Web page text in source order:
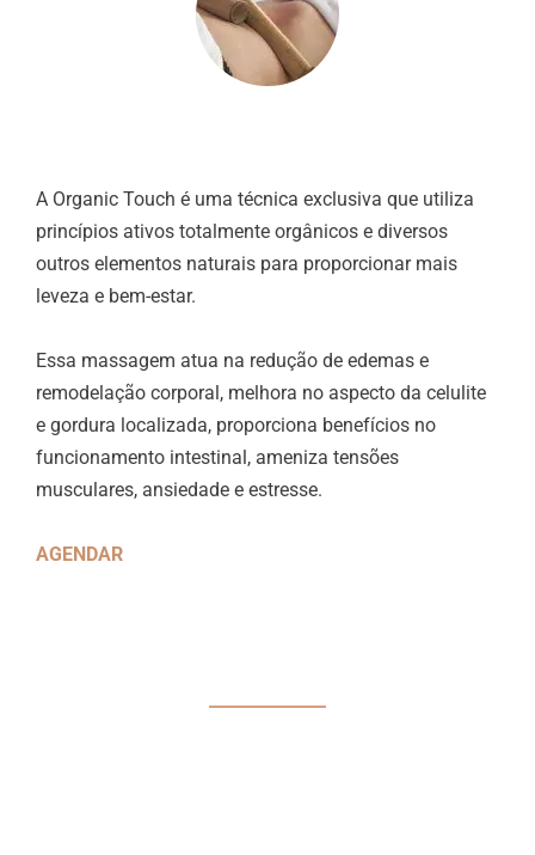
A Organic Touch é uma técnica exclusiva que utiliza
princípios ativos totalmente orgânicos e diversos
outros elementos naturais para proporcionar mais
leveza e bem-estar.
Essa massagem atua na redução de edemas e
remodelação corporal, melhora no aspecto da celulite
e gordura localizada, proporciona benefícios no
funcionamento intestinal, ameniza tensões
musculares, ansiedade e estresse.
AGENDAR